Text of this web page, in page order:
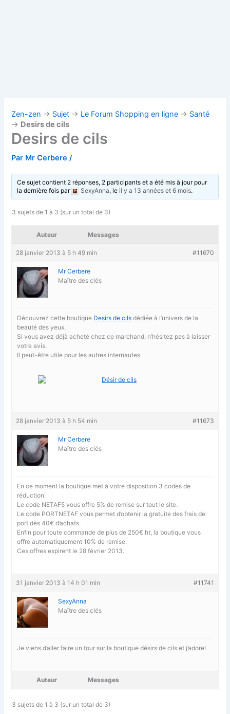
Zen-zen → Sujet → Le Forum Shopping en ligne → Santé
→ Desirs de cils
Desirs de cils
Par Mr Cerbere/
Ce sujet contient 2 réponses, 2 participants et a été mis à jour pour
la dernière fois par
SexyAnna, le il y a 13 années et 6 mois.
3 sujets de 1 à 3 (sur un total de 3)
Auteur Messages
28 janvier 2013 à 5 h 49 min #11670
Mr Cerbere
Maître des clés
Découvrez cette boutique Desirs de cils dédiée à l’univers de la
beauté des yeux.
Si vous avez déjà acheté chez ce marchand, n’hésitez pas à laisser
votre avis.
Il peut-être utile pour les autres internautes.
28 janvier 2013 à 5 h 54 min #11673
Mr Cerbere
Maître des clés
En ce moment la boutique met à votre disposition 3 codes de
réduction.
Le code NETAF5 vous offre 5% de remise sur tout le site.
Le code PORTNETAF vous permet d’obtenir la gratuite des frais de
port dès 40€ d’achats.
Enfin pour toute commande de plus de 250€ ht, la boutique vous
offre automatiquement 10% de remise.
Ces offres expirent le 28 février 2013.
31 janvier 2013 à 14 h 01 min #11741
SexyAnna
Maître des clés
Je viens d’aller faire un tour sur la boutique désirs de cils et j’adore!
Auteur Messages
3 sujets de 1 à 3 (sur un total de 3)